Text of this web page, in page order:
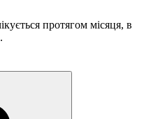
протягом місяця, в